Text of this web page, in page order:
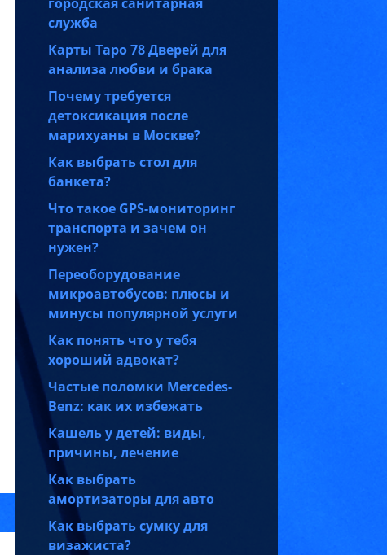
служба
Карты Таро 78 Дверей для
анализа любви и брака
Почему требуется
детоксикация после
марихуаны в Москве?
Как выбрать стол для
банкета?
Что такое GPS-мониторинг
транспорта и зачем он
нужен?
Переоборудование
микроавтобусов: плюсы и
минусы популярной услуги
Как понять что у тебя
хороший адвокат?
Частые поломки Mercedes-
Benz: как их избежать
Кашель у детей: виды,
причины, лечение
Как выбрать
амортизаторы для авто
Как выбрать сумку для
визажиста?